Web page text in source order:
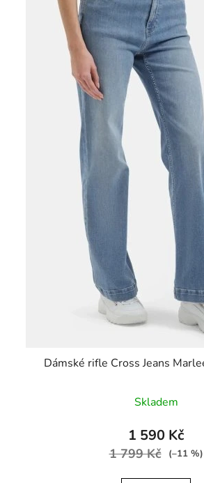
Dámské rifle Cross Jeans
Skladem
1 590 Kč
1 799 Kč (–11 %)